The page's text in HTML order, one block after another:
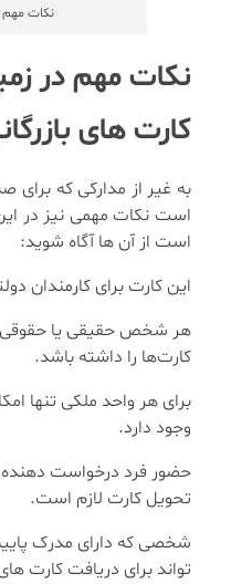
نکات مهم
نکات مهم در
کارت های
به غیر از مدارکی که برای
است نکات مهمی نیز در این
است از آن ها آگاه شوید:
این کارت برای کارمندان
هر شخص حقیقی یا حقوقی
کارت‌ها را داشته باشد.
برای هر واحد ملکی تنها
وجود دارد.
حضور فرد درخواست
تحویل کارت لازم است.
شخصی که دارای مدرک
تواند برای دریافت کارت